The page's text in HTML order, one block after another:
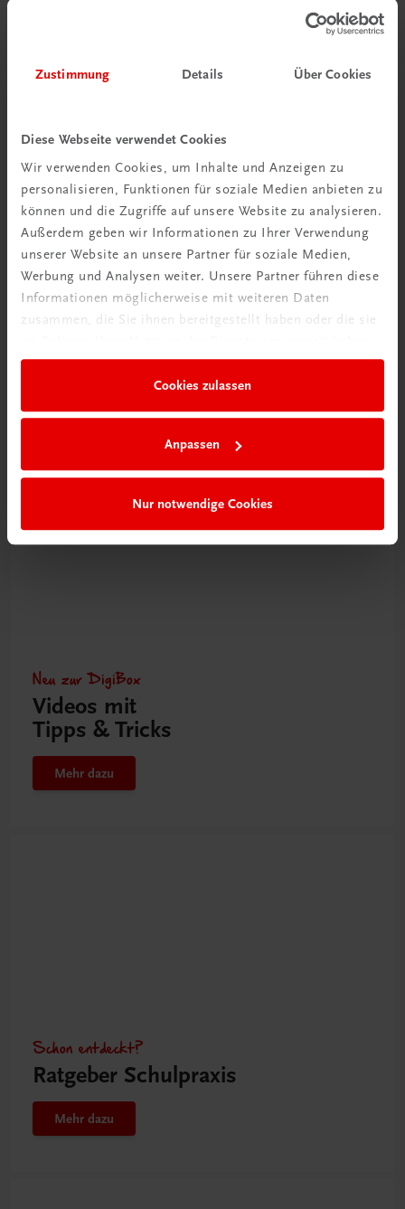
Zustimmung Details Über Cookies
Diese Webseite verwendet Cookies
Wir verwenden Cookies, um Inhalte und Anzeigen zu
personalisieren, Funktionen für soziale Medien anbieten zu
können und die Zugriffe auf unsere Website zu analysieren.
Außerdem geben wir Informationen zu Ihrer Verwendung
unserer Website an unsere Partner für soziale Medien,
Werbung und Analysen weiter. Unsere Partner führen diese
Informationen möglicherweise mit weiteren Daten
zusammen, die Sie ihnen bereitgestellt haben oder die sie
Cookies zulassen
Anpassen
Nur notwendige Cookies
Mehr erfahren
Newsletter abonnieren
& Versandkosten sparen
Neu zur DigiBox
Videos mit
Tipps & Tricks
Mehr dazu
Schon entdeckt?
Ratgeber Schulpraxis
Mehr dazu